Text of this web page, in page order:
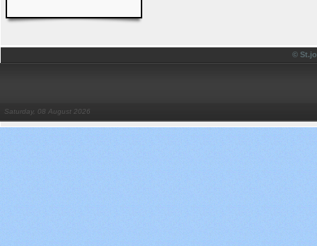
©
Saturday, 08 August 2026